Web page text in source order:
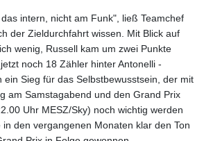
intern, nicht am Funk", ließ Teamchef
der Zieldurchfahrt wissen. Mit Blick auf
wenig, Russell kam um zwei Punkte
noch 18 Zähler hinter Antonelli -
ein Sieg für das Selbstbewusstsein, der mit
am Samstagabend und den Grand Prix
Uhr MESZ/Sky) noch wichtig werden
in den vergangenen Monaten klar den Ton